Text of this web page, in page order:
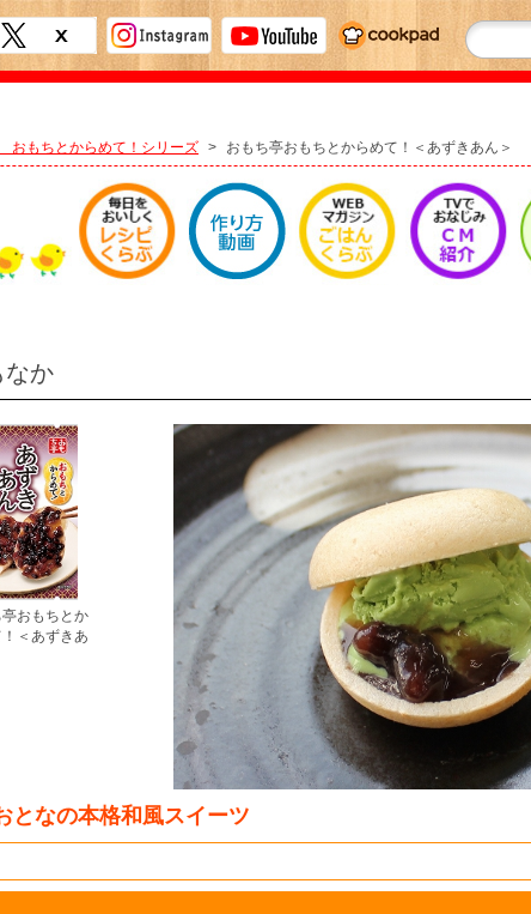
おもちとからめて！シリーズ > おもち亭おもちとからめて！＜あずきあん＞
なか
おもちとか
！＜あずきあ
となの本格和風スイーツ